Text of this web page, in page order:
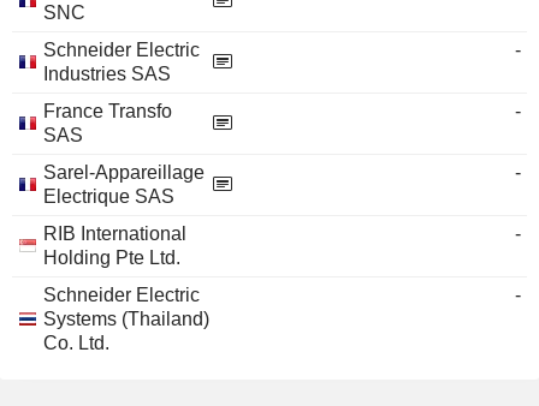
SNC
Schneider Electric
Industries SAS
-
France Transfo
SAS
-
Sarel-Appareillage
Electrique SAS
-
RIB International
Holding Pte Ltd.
-
Schneider Electric
Systems (Thailand)
Co. Ltd.
-